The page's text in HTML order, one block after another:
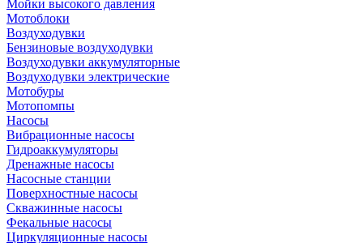
Мойки высокого давления
Мотоблоки
Воздуходувки
Бензиновые воздуходувки
Воздуходувки аккумуляторные
Воздуходувки электрические
Мотобуры
Мотопомпы
Насосы
Вибрационные насосы
Гидроаккумуляторы
Дренажные насосы
Насосные станции
Поверхностные насосы
Скважинные насосы
Фекальные насосы
Циркуляционные насосы